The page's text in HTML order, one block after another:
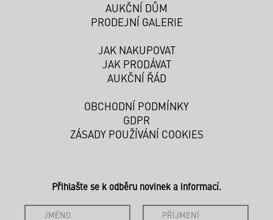
AUKČNÍ DŮM
PRODEJNÍ GALERIE
JAK NAKUPOVAT
JAK PRODÁVAT
AUKČNÍ ŘÁD
OBCHODNÍ PODMÍNKY
GDPR
ZÁSADY POUŽÍVÁNÍ COOKIES
Přihlašte se k odběru novinek a informací.